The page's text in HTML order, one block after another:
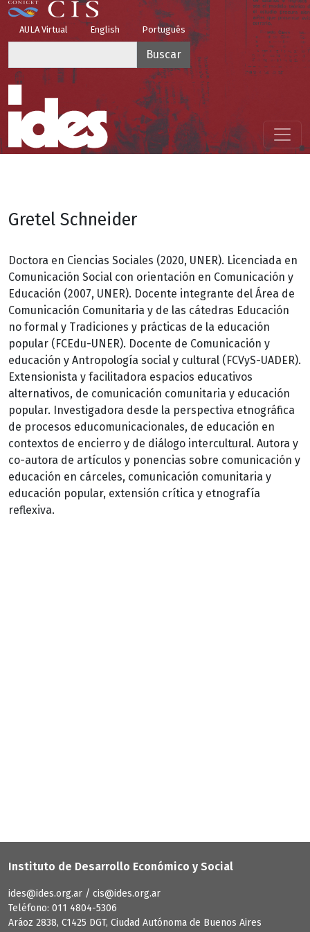
Pasar al contenido principal
Top Menu
AULA Virtual English Português
Menú principal
Gretel Schneider
Doctora en Ciencias Sociales (2020, UNER). Licenciada en
Comunicación Social con orientación en Comunicación y
Educación (2007, UNER). Docente integrante del Área de
Comunicación Comunitaria y de las cátedras Educación
no formal y Tradiciones y prácticas de la educación
popular (FCEdu-UNER). Docente de Comunicación y
educación y Antropología social y cultural (FCVyS-UADER).
Extensionista y facilitadora espacios educativos
alternativos, de comunicación comunitaria y educación
popular. Investigadora desde la perspectiva etnográfica
de procesos educomunicacionales, de educación en
contextos de encierro y de diálogo intercultural. Autora y
co-autora de artículos y ponencias sobre comunicación y
educación en cárceles, comunicación comunitaria y
educación popular, extensión crítica y etnografía
reflexiva.
Instituto de Desarrollo Económico y Social
ides@ides.org.ar / cis@ides.org.ar
Teléfono: 011 4804-5306
Aráoz 2838, C1425 DGT, Ciudad Autónoma de Buenos Aires